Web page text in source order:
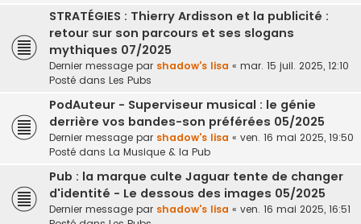
STRATÉGIES : Thierry Ardisson et la publicité :
retour sur son parcours et ses slogans
mythiques 07/2025
Dernier message par shadow's lisa « mar. 15 juil. 2025, 12:10
Posté dans Les Pubs
PodAuteur - Superviseur musical : le génie
derrière vos bandes-son préférées 05/2025
Dernier message par shadow's lisa « ven. 16 mai 2025, 19:50
Posté dans La Musique & la Pub
Pub : la marque culte Jaguar tente de changer
d'identité - Le dessous des images 05/2025
Dernier message par shadow's lisa « ven. 16 mai 2025, 16:51